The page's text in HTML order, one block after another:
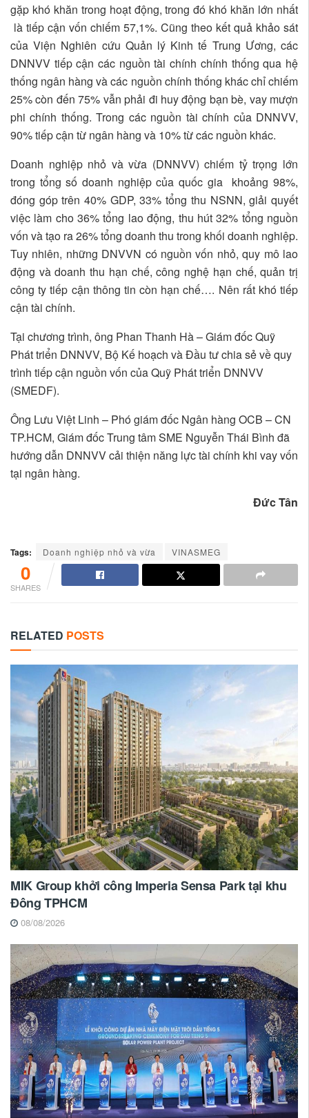
gặp khó khăn trong hoạt động, trong đó khó khăn lớn nhất
là tiếp cận vốn chiếm 57,1%. Cũng theo kết quả khảo sát
của Viện Nghiên cứu Quản lý Kinh tế Trung Ương, các
DNNVV tiếp cận các nguồn tài chính chính thống qua hệ
thống ngân hàng và các nguồn chính thống khác chỉ chiếm
25% còn đến 75% vẫn phải đi huy động bạn bè, vay mượn
phi chính thống. Trong các nguồn tài chính của DNNVV,
90% tiếp cận từ ngân hàng và 10% từ các nguồn khác.
Doanh nghiệp nhỏ và vừa (DNNVV) chiếm tỷ trọng lớn
trong tổng số doanh nghiệp của quốc gia khoảng 98%,
đóng góp trên 40% GDP, 33% tổng thu NSNN, giải quyết
việc làm cho 36% tổng lao động, thu hút 32% tổng nguồn
vốn và tạo ra 26% tổng doanh thu trong khối doanh nghiệp.
Tuy nhiên, những DNVVN có nguồn vốn nhỏ, quy mô lao
động và doanh thu hạn chế, công nghệ hạn chế, quản trị
công ty tiếp cận thông tin còn hạn chế…. Nên rất khó tiếp
cận tài chính.
Tại chương trình, ông Phan Thanh Hà – Giám đốc Quỹ
Phát triển DNNVV, Bộ Kế hoạch và Đầu tư chia sẻ về quy
trình tiếp cận nguồn vốn của Quỹ Phát triển DNNVV
(SMEDF).
Ông Lưu Việt Linh – Phó giám đốc Ngân hàng OCB – CN
TP.HCM, Giám đốc Trung tâm SME Nguyễn Thái Bình đã
hướng dẫn DNNVV cải thiện năng lực tài chính khi vay vốn
tại ngân hàng.
Đức Tân
Tags: Doanh nghiệp nhỏ và vừa VINASMEG
0
SHARES
RELATED POSTS
MIK Group khởi công Imperia Sensa Park tại khu
Đông TPHCM
08/08/2026